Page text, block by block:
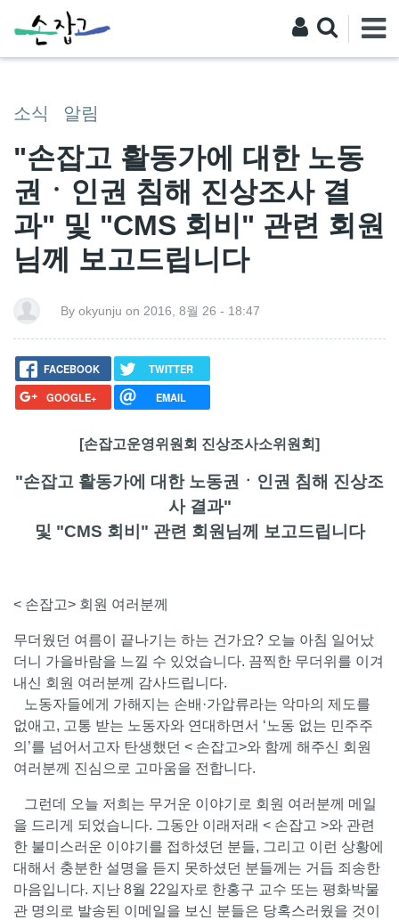
소식 알림
"손잡고 활동가에 대한 노동
권ㆍ인권 침해 진상조사 결
과" 및 "CMS 회비" 관련 회원
님께 보고드립니다
By okyunju on 2016, 8월 26 - 18:47
FACEBOOK
TWITTER
GOOGLE+
EMAIL
[손잡고운영위원회 진상조사소위원회]
"손잡고 활동가에 대한 노동권ㆍ인권 침해 진상조
사 결과"
및 "CMS 회비" 관련 회원님께 보고드립니다
< 손잡고> 회원 여러분께
무더웠던 여름이 끝나기는 하는 건가요? 오늘 아침 일어났
더니 가을바람을 느낄 수 있었습니다. 끔찍한 무더위를 이겨
내신 회원 여러분께 감사드립니다.
노동자들에게 가해지는 손배·가압류라는 악마의 제도를
없애고, 고통 받는 노동자와 연대하면서 ‘노동 없는 민주주
의’를 넘어서고자 탄생했던 < 손잡고>와 함께 해주신 회원
여러분께 진심으로 고마움을 전합니다.
그런데 오늘 저희는 무거운 이야기로 회원 여러분께 메일
을 드리게 되었습니다. 그동안 이래저래 < 손잡고 >와 관련
한 불미스러운 이야기를 접하셨던 분들, 그리고 이런 상황에
대해서 충분한 설명을 듣지 못하셨던 분들께는 거듭 죄송한
마음입니다. 지난 8월 22일자로 한홍구 교수 또는 평화박물
관 명의로 발송된 이메일을 보신 분들은 당혹스러웠을 것이